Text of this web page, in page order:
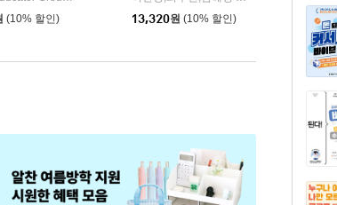
(10% 할인)
13,320원 (10% 할인)